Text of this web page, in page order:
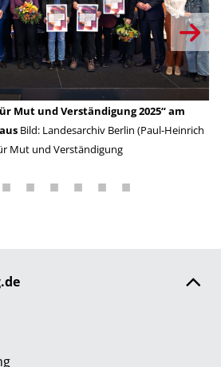
Mut und Verständigung 2025“ am
Bild: Landesarchiv Berlin (Paul-Heinrich
Mut und Verständigung